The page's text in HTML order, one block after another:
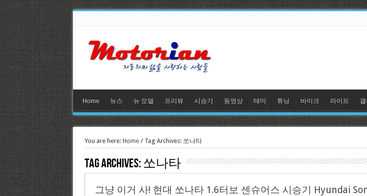
Home 뉴스 뉴 모델 프리뷰 시승기 동영상 테마 튜닝 바이크 라이프
You are here: Home/ Tag Archives: 쏘나타
Tag Archives: 쏘나타
그냥 이거 사! 현대 쏘나타 1.6터보 센슈어스 시승기 Hyundai